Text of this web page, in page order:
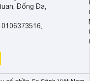
Đống Đa,